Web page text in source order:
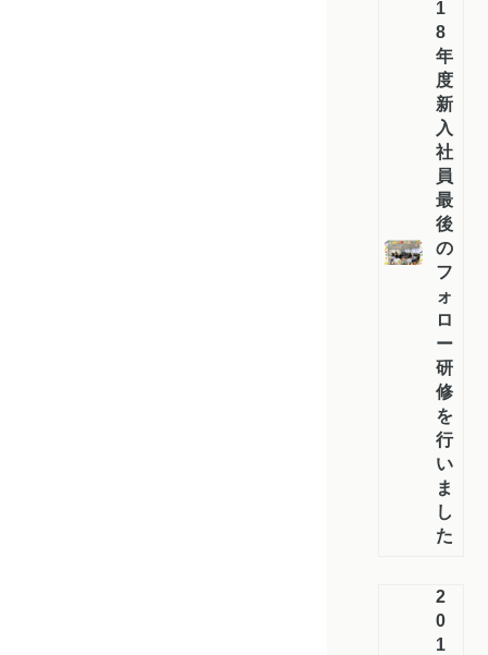
1
8
年
度
新
入
社
員
最
後
の
フ
ォ
ロ
ー
研
修
を
行
い
ま
し
た
2
0
1